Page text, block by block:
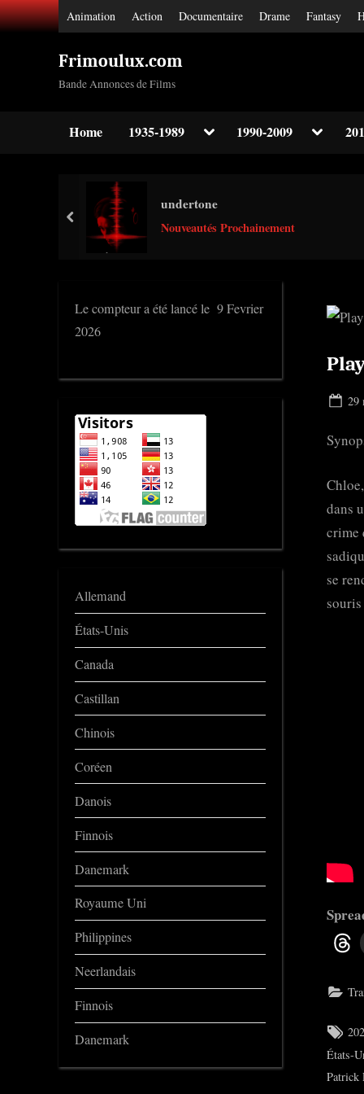
Skip
to
Animation Action Documentaire Drame Fantasy
Frimoulux.com
Bande Annonces de Films
Home 1935-1989 Toggle1990-2009 Toggle
undertone
Nouveautés Prochainement
prev
29
dans
crime
se
souris
États-
Patrick
Le compteur a été lancé le 9 Fevrier
2026
Allemand
États-Unis
Canada
Castillan
Chinois
Coréen
Danois
Finnois
Danemark
Royaume Uni
Philippines
Neerlandais
Finnois
Danemark